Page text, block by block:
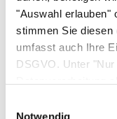
"Auswahl erlauben"
stimmen Sie
umfasst auch Ihre
DSGVO. Unter
Notwendig
die er beim
Eiweiße werden
Harnsäureund
Der